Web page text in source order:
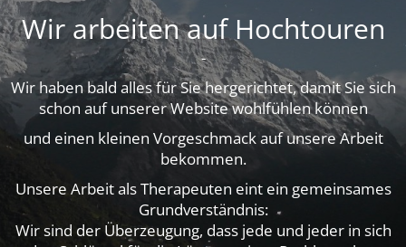
Wir arbeiten auf Hochtouren
-
Wir haben bald alles für Sie hergerichtet, damit Sie sich
schon auf unserer Website wohlfühlen können
und einen kleinen Vorgeschmack auf unsere Arbeit
bekommen.
Unsere Arbeit als Therapeuten eint ein gemeinsames
Grundverständnis:
Wir sind der Überzeugung, dass jede und jeder in sich